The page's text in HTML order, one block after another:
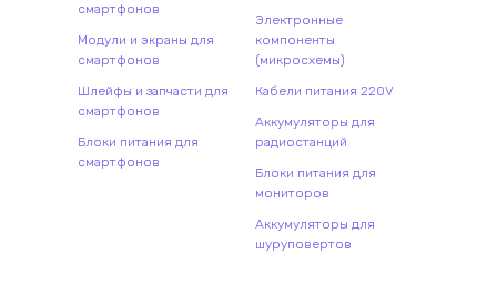
смартфонов
Модули и экраны для
смартфонов
Шлейфы и запчасти для
смартфонов
Блоки питания для
смартфонов
Электронные
компоненты
(микросхемы)
Кабели питания 220V
Аккумуляторы для
радиостанций
Блоки питания для
мониторов
Аккумуляторы для
шуруповертов